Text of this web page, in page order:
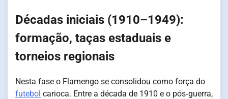
Décadas iniciais (1910–1949):
formação, taças estaduais e
torneios regionais
Nesta fase o Flamengo se consolidou como força do
futebol carioca. Entre a década de 1910 e o pós‑guerra,